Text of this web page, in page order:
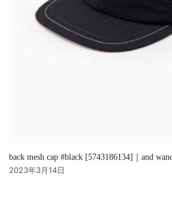
back mesh cap #black [5743186134]｜and
2023年3月14日